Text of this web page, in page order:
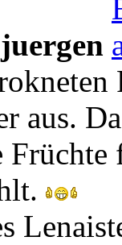
juergen
aus.
Früchte